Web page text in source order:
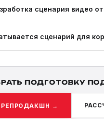
монтажа. сценария видео
сценарий для
ПОДГОТОВКУ
→